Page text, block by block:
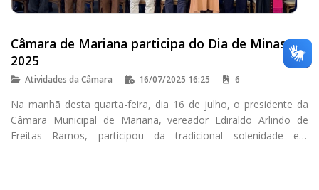
Câmara de Mariana participa do Dia de Minas
2025
Atividades da Câmara 16/07/2025 16:25 6
Na manhã desta quarta-feira, dia 16 de julho, o presidente da
Câmara Municipal de Mariana, vereador Ediraldo Arlindo de
Freitas Ramos, participou da tradicional solenidade em